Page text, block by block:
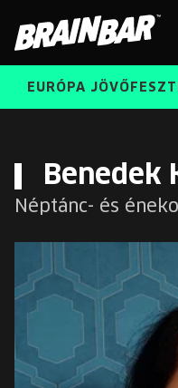
Bar
KORÁBBI ELŐADÓK
BRAIN BAR™ TRIBE
KARRIER
EURÓPA
INGYENES DIÁK- ÉS
KOSÁR
Benedek
Néptánc- és